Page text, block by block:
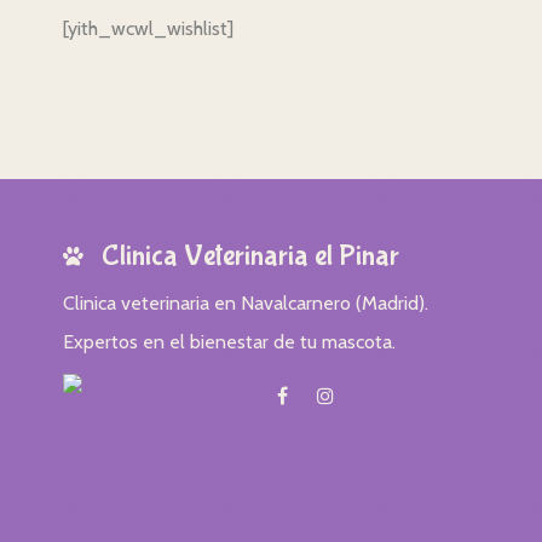
[yith_wcwl_wishlist]
Clinica Veterinaria el Pinar
Clinica veterinaria en Navalcarnero (Madrid).
Expertos en el bienestar de tu mascota.